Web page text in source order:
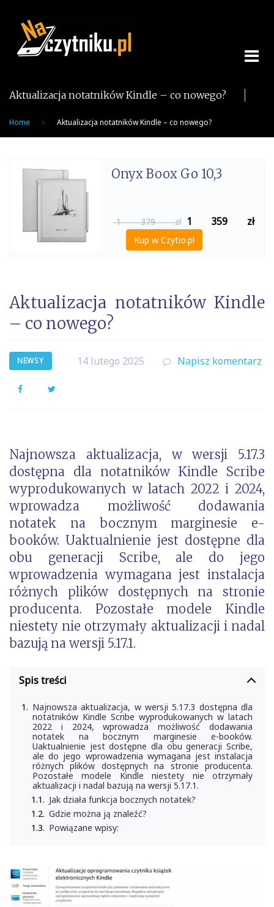
content
Aktualizacja notatników Kindle – co nowego?
Home Aktualizacja notatników Kindle – co nowego?
Onyx Boox Go 10,3
1 379 zł 1 359 zł
Kup w Czytio.pl
Aktualizacja notatników Kindle
– co nowego?
NEWSY 14 lutego 2025 Napisz komentarz
Facebook
Najnowsza aktualizacja, w wersji 5.17.3
dostępna dla notatników Kindle Scribe
wyprodukowanych w latach 2022 i 2024,
wprowadza możliwość dodawania
notatek na bocznym marginesie e-
booków. Uaktualnienie jest dostępne dla
obu generacji Scribe, ale do jego
wprowadzenia wymagana jest instalacja
różnych plików dostępnych na stronie
producenta. Pozostałe modele Kindle
niestety nie otrzymały aktualizacji i nadal
bazują na wersji 5.17.1.
Spis treści
Najnowsza aktualizacja, w wersji 5.17.3 dostępna dla
notatników Kindle Scribe wyprodukowanych w latach
2022 i 2024, wprowadza możliwość dodawania
notatek na bocznym marginesie e-booków.
Uaktualnienie jest dostępne dla obu generacji Scribe,
ale do jego wprowadzenia wymagana jest instalacja
różnych plików dostępnych na stronie producenta.
Pozostałe modele Kindle niestety nie otrzymały
aktualizacji i nadal bazują na wersji 5.17.1.
Jak działa funkcja bocznych notatek?
Gdzie można ją znaleźć?
Powiązane wpisy: